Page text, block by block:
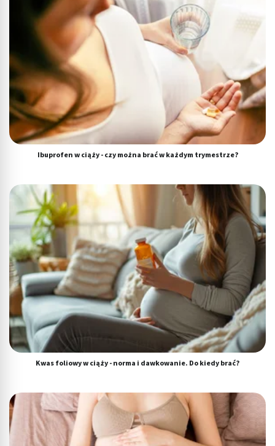
Ibuprofen w ciąży - czy można brać w każdym trymestrze?
Kwas foliowy w ciąży - norma i dawkowanie. Do kiedy brać?